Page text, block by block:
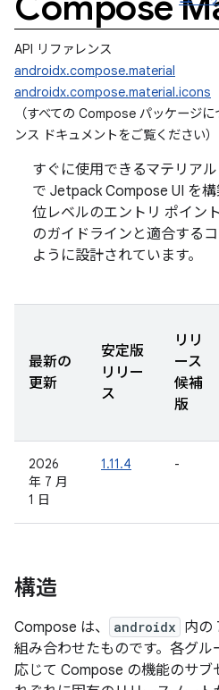
API リファレンス
androidx.compose.material
androidx.compose.material.icons
（すべての Compose パッケージ
ンス ドキュメントをご覧ください）
すぐに使用できるマテリア
で Jetpack Compose UI を
位レベルのエントリ ポイン
のガイドラインと適合する
ように設計されています。
最新の
更新
安定版
リリー
ス
リリ
ース
候補
版
2026
年 7 月
1 日
1.11.4 -
構造
Compose は、 androidx 内の
組み合わせたものです。各グ
応じて Compose の機能のサブ